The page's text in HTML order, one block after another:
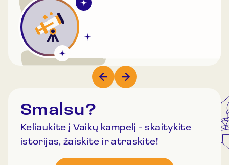
apmąstyti – apie mūsų vietą visatoje, apie ryšį su
protėvių pasaulėžiūra ir apie tai, kaip senosios
žinios gali būti perskaitomos iš naujo šiandienos
kontekste. Šis projektas yra finansuojamas
Klaipėdos miesto savivaldybės pagal kultūros ir
meno kūrėjų stipendiją.
Smalsu?
Keliaukite į Vaikų kampelį - skaitykite
istorijas, žaiskite ir atraskite!